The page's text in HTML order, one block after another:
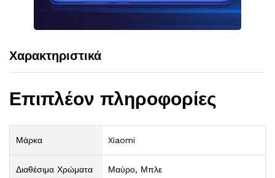
Χαρακτηριστικά
Επιπλέον πληροφορίες
Μάρκα Xiaomi
Διαθέσιμα Χρώματα Μαύρο, Μπλε